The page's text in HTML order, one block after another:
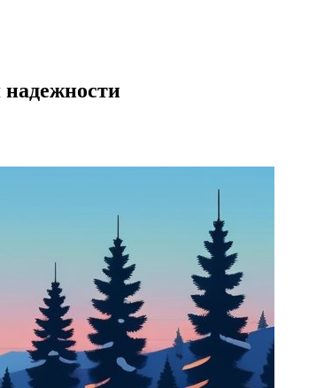
надежности